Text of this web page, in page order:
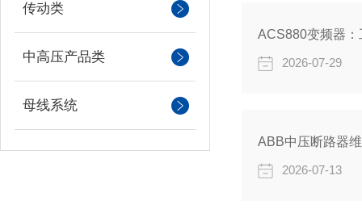
传动类
中高压产品类
母线系统
ACS880变频器：
2026-07-29
ABB中压断路器
2026-07-13